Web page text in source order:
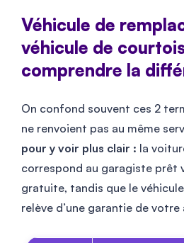
Véhicule de
véhicule de
comprendre la
On confond souvent ces 2
ne renvoient pas au même
pour y voir plus clair : la
correspond au garagiste prêt
gratuite, tandis que le
relève d’une garantie de votre